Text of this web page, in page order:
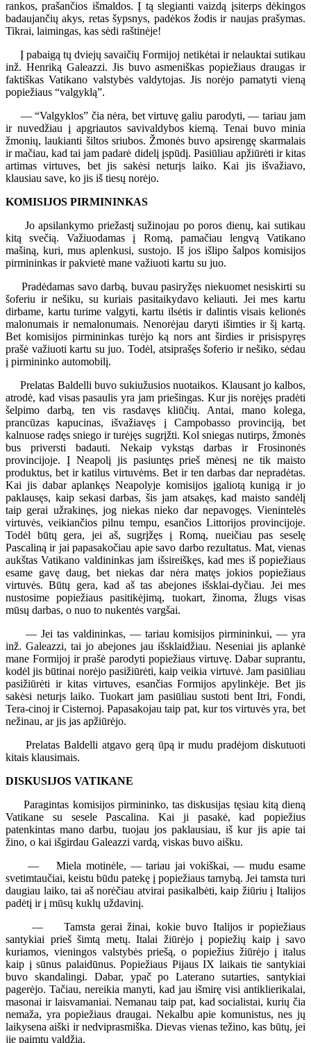
rankos, prašančios išmaldos. Į tą slegianti vaizdą įsiterps dėkingos
badaujančių akys, retas šypsnys, padėkos žodis ir naujas prašymas.
Tikrai, laimingas, kas sėdi raštinėje!
Į pabaigą tų dviejų savaičių Formijoj netikėtai ir nelauktai sutikau
inž. Henriką Galeazzi. Jis buvo asmeniškas popiežiaus draugas ir
faktiškas Vatikano valstybės valdytojas. Jis norėjo pamatyti vieną
popiežiaus “valgyklą”.
— “Valgyklos” čia nėra, bet virtuvę galiu parodyti, — tariau jam
ir nuvedžiau į apgriautos savivaldybos kiemą. Tenai buvo minia
žmonių, laukianti šiltos sriubos. Žmonės buvo apsirengę skarmalais
ir mačiau, kad tai jam padarė didelį įspūdį. Pasiūliau apžiūrėti ir kitas
artimas virtuves, bet jis sakėsi neturįs laiko. Kai jis išvažiavo,
klausiau save, ko jis iš tiesų norėjo.
KOMISIJOS PIRMININKAS
Jo apsilankymo priežastį sužinojau po poros dienų, kai sutikau
kitą svečią. Važiuodamas į Romą, pamačiau lengvą Vatikano
mašiną, kuri, mus aplenkusi, sustojo. Iš jos išlipo šalpos komisijos
pirmininkas ir pakvietė mane važiuoti kartu su juo.
Pradėdamas savo darbą, buvau pasiryžęs niekuomet nesiskirti su
šoferiu ir nešiku, su kuriais pasitaikydavo keliauti. Jei mes kartu
dirbame, kartu turime valgyti, kartu ilsėtis ir dalintis visais kelionės
malonumais ir nemalonumais. Nenorėjau daryti išimties ir šį kartą.
Bet komisijos pirmininkas turėjo ką nors ant širdies ir prisispyręs
prašė važiuoti kartu su juo. Todėl, atsiprašęs šoferio ir nešiko, sėdau
į pirmininko automobilį.
Prelatas Baldelli buvo sukiužusios nuotaikos. Klausant jo kalbos,
atrodė, kad visas pasaulis yra jam priešingas. Kur jis norėjęs pradėti
šelpimo darbą, ten vis rasdavęs kliūčių. Antai, mano kolega,
prancūzas kapucinas, išvažiavęs į Campobasso provinciją, bet
kalnuose radęs sniego ir turėjęs sugrįžti. Kol sniegas nutirps, žmonės
bus priversti badauti. Nekaip vykstąs darbas ir Frosinonės
provincijoje. Į Neapolį jis pasiuntęs prieš mėnesį ne tik maisto
produktus, bet ir katilus virtuvėms. Bet ir ten darbas dar nepradėtas.
Kai jis dabar aplankęs Neapolyje komisijos įgaliotą kunigą ir jo
paklausęs, kaip sekasi darbas, šis jam atsakęs, kad maisto sandėlį
taip gerai užrakinęs, jog niekas nieko dar nepavogęs. Vienintelės
virtuvės, veikiančios pilnu tempu, esančios Littorijos provincijoje.
Todėl būtų gera, jei aš, sugrįžęs į Romą, nueičiau pas seselę
Pascaliną ir jai papasakočiau apie savo darbo rezultatus. Mat, vienas
aukštas Vatikano valdininkas jam išsireiškęs, kad mes iš popiežiaus
esame gavę daug, bet niekas dar nėra matęs jokios popiežiaus
virtuvės. Būtų gera, kad aš tas abejones išsklai-dyčiau. Jei mes
nustosime popiežiaus pasitikėjimą, tuokart, žinoma, žlugs visas
mūsų darbas, o nuo to nukentės vargšai.
— Jei tas valdininkas, — tariau komisijos pirmininkui, — yra
inž. Galeazzi, tai jo abejones jau išsklaidžiau. Neseniai jis aplankė
mane Formijoj ir prašė parodyti popiežiaus virtuvę. Dabar suprantu,
kodėl jis būtinai norėjo pasižiūrėti, kaip veikia virtuvė. Jam pasiūliau
pasižiūrėti ir kitas virtuves, esančias Formijos apylinkėje. Bet jis
sakėsi neturįs laiko. Tuokart jam pasiūliau sustoti bent Itri, Fondi,
Tera-cinoj ir Cisternoj. Papasakojau taip pat, kur tos virtuvės yra, bet
nežinau, ar jis jas apžiūrėjo.
Prelatas Baldelli atgavo gerą ūpą ir mudu pradėjom diskutuoti
kitais klausimais.
DISKUSIJOS VATIKANE
Paragintas komisijos pirmininko, tas diskusijas tęsiau kitą dieną
Vatikane su sesele Pascalina. Kai ji pasakė, kad popiežius
patenkintas mano darbu, tuojau jos paklausiau, iš kur jis apie tai
žino, o kai išgirdau Galeazzi vardą, viskas buvo aišku.
— Miela motinėle, — tariau jai vokiškai, — mudu esame
svetimtaučiai, keistu būdu patekę į popiežiaus tarnybą. Jei tamsta turi
daugiau laiko, tai aš norėčiau atvirai pasikalbėti, kaip žiūriu į Italijos
padėtį ir į mūsų kuklų uždavinį.
— Tamsta gerai žinai, kokie buvo Italijos ir popiežiaus
santykiai prieš šimtą metų. Italai žiūrėjo į popiežių kaip į savo
kuriamos, vieningos valstybės priešą, o popiežius žiūrėjo į italus
kaip į sūnus palaidūnus. Popiežiaus Pijaus IX laikais tie santykiai
buvo skandalingi. Dabar, ypač po Laterano sutarties, santykiai
pagerėjo. Tačiau, nereikia manyti, kad jau išmirę visi antiklierikalai,
masonai ir laisvamaniai. Nemanau taip pat, kad socialistai, kurių čia
nemaža, yra popiežiaus draugai. Nekalbu apie komunistus, nes jų
laikysena aiški ir nedviprasmiška. Dievas vienas težino, kas būtų, jei
jie paimtų valdžią.